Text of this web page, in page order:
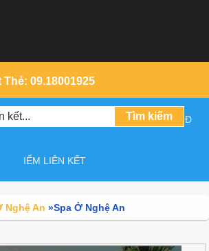
09.18001925
Đ
IỂM LIÊN KẾT
Nghệ An »Spa Ở Nghệ An